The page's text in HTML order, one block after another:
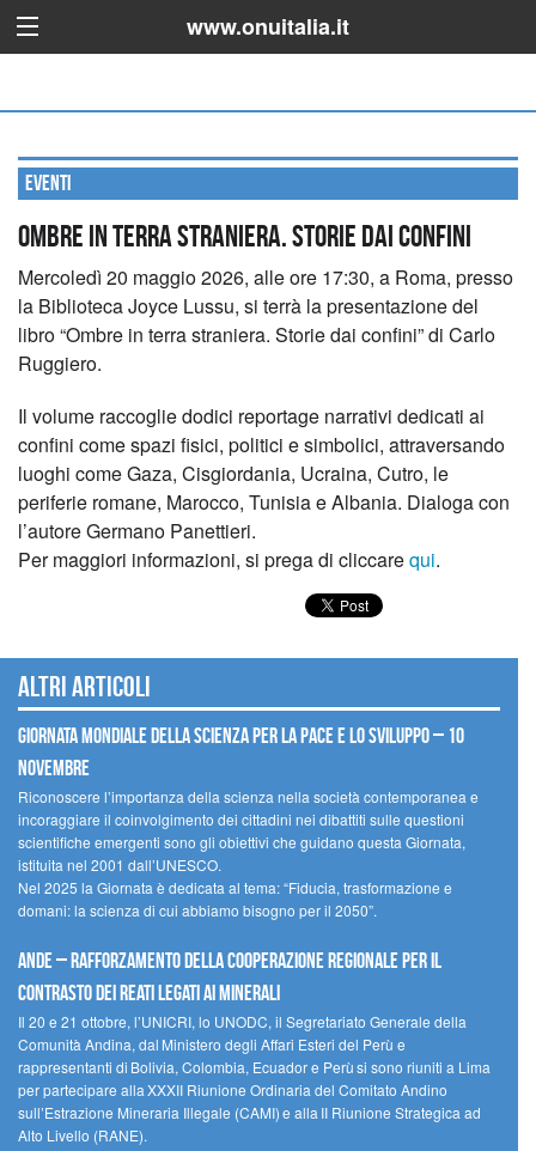
www.onuitalia.it
Eventi
Ombre in terra straniera. Storie dai confini
Mercoledì 20 maggio 2026, alle ore 17:30, a Roma, presso
la Biblioteca Joyce Lussu, si terrà la presentazione del
libro “Ombre in terra straniera. Storie dai confini” di Carlo
Ruggiero.
Il volume raccoglie dodici reportage narrativi dedicati ai
confini come spazi fisici, politici e simbolici, attraversando
luoghi come Gaza, Cisgiordania, Ucraina, Cutro, le
periferie romane, Marocco, Tunisia e Albania. Dialoga con
l’autore Germano Panettieri.
Per maggiori informazioni, si prega di cliccarequi.
Altri articoli
Giornata mondiale della scienza per la pace e lo sviluppo – 10
novembre
Riconoscere l’importanza della scienza nella società contemporanea e
incoraggiare il coinvolgimento dei cittadini nei dibattiti sulle questioni
scientifiche emergenti sono gli obiettivi che guidano questa Giornata,
istituita nel 2001 dall’UNESCO.
Nel 2025 la Giornata è dedicata al tema: “Fiducia, trasformazione e
domani: la scienza di cui abbiamo bisogno per il 2050”.
Ande – Rafforzamento della cooperazione regionale per il
contrasto dei reati legati ai minerali
Il 20 e 21 ottobre, l’UNICRI, lo UNODC, il Segretariato Generale della
Comunità Andina, dal Ministero degli Affari Esteri del Perù e
rappresentanti di Bolivia, Colombia, Ecuador e Perù si sono riuniti a Lima
per partecipare alla XXXII Riunione Ordinaria del Comitato Andino
sull’Estrazione Mineraria Illegale (CAMI) e alla II Riunione Strategica ad
Alto Livello (RANE).